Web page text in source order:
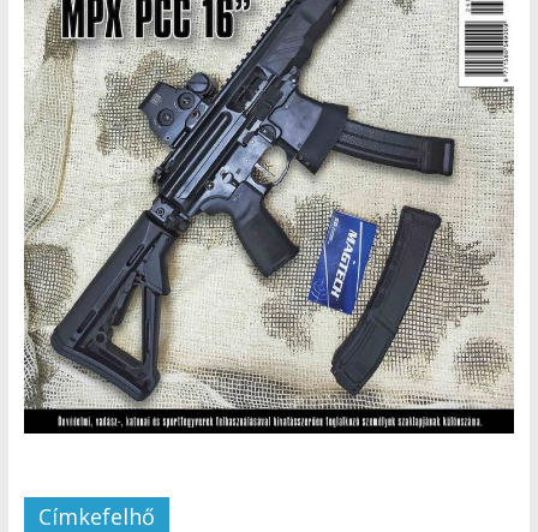
Címkefelhő